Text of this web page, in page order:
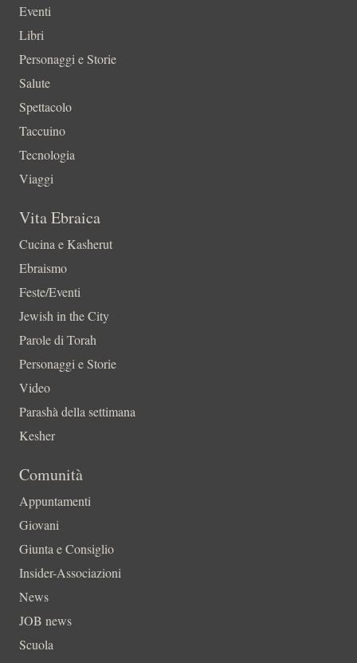
Eventi
Libri
Personaggi e Storie
Salute
Spettacolo
Taccuino
Tecnologia
Viaggi
Vita Ebraica
Cucina e Kasherut
Ebraismo
Feste/Eventi
Jewish in the City
Parole di Torah
Personaggi e Storie
Video
Parashà della settimana
Kesher
Comunità
Appuntamenti
Giovani
Giunta e Consiglio
Insider-Associazioni
News
JOB news
Scuola